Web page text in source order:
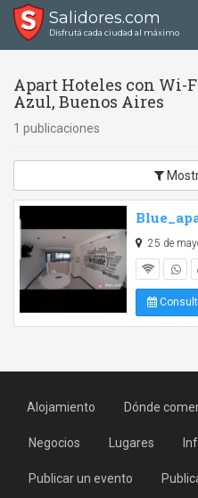
Salidores.com
Disfrutá cada ciudad al máximo
Apart Hoteles con Wi-
Azul, Buenos Aires
1 publicaciones
25 de
Alojamiento Dónde
Negocios Lugares
Publicar un evento